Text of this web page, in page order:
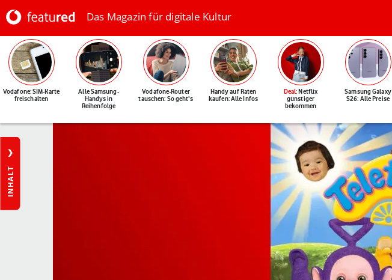
Das Magazin für digitale Kultur
Vodafone: SIM-Karte
freischalten
Alle Samsung-
Handys in
Reihenfolge
Vodafone-Router
tauschen: So geht's
Handy auf Raten
kaufen: Alle Infos
Deal: Netflix
günstiger
bekommen
Samsung Galaxy
S26: Alle Preise
INHALT